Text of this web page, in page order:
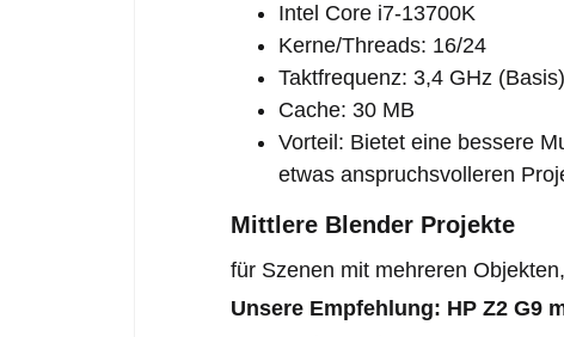
Intel Core i7-13700K
Kerne/Threads: 16/24
Taktfrequenz: 3,4 GHz
Cache: 30 MB
Vorteil: Bietet eine bessere
etwas anspruchsvolleren
Mittlere Blender Projekte
für Szenen mit mehreren
Unsere Empfehlung: HP Z2 G9